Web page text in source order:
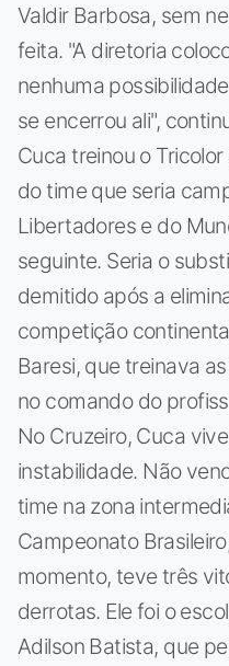
Valdir Barbosa, sem
feita. "A diretoria
nenhuma
se encerrou ali",
Cuca treinou o
do time que seria
Libertadores e do
seguinte. Seria o
demitido após a
competição
Baresi, que treinava
no comando do
No Cruzeiro, Cuca
instabilidade. Não
time na zona
Campeonato
momento, teve três
derrotas. Ele foi o
Adilson Batista, que